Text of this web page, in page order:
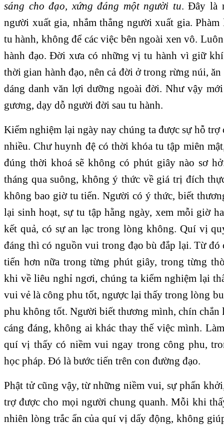
sáng cho đạo, xứng đáng một người tu. Đây là
người xuất gia, nhắm thẳng người xuất gia.
tu hành, không để các việc bên ngoài xen vô.
hành đạo. Đời xưa có những vị tu hành vì giữ
thời gian hành đạo, nên cả đời ở trong rừng núi,
dáng danh văn lợi dưỡng ngoài đời. Như vậy
gương, dạy dỗ người đời sau tu hành.
Kiểm nghiệm lại ngày nay chúng ta được sự hỗ
nhiều. Chư huynh đệ có thời khóa tu tập miên
đúng thời khoá sẽ không có phút giây nào sơ
tháng qua suông, không ý thức về giá trị đích
không bao giờ tu tiến. Người có ý thức, biết
lại sinh hoạt, sự tu tập hằng ngày, xem mỗi giờ
kết quả, có sự an lạc trong lòng không. Quí vị
đáng thì có nguồn vui trong đạo bù đắp lại. Từ đó
tiến hơn nữa trong từng phút giây, trong từng
khi về liêu nghỉ ngơi, chúng ta kiểm nghiệm lại
vui vẻ là công phu tốt, ngược lại thấy trong lòng
phu không tốt. Người biết thương mình, chín chắn
cáng đáng, không ai khác thay thế việc mình.
quí vị thấy có niềm vui ngay trong công phu,
học pháp. Đó là bước tiến trên con đường đạo.
Phật tử cũng vậy, từ những niềm vui, sự phấn
trợ được cho mọi người chung quanh. Mỗi khi
nhiên lòng trắc ẩn của quí vị dấy động, không